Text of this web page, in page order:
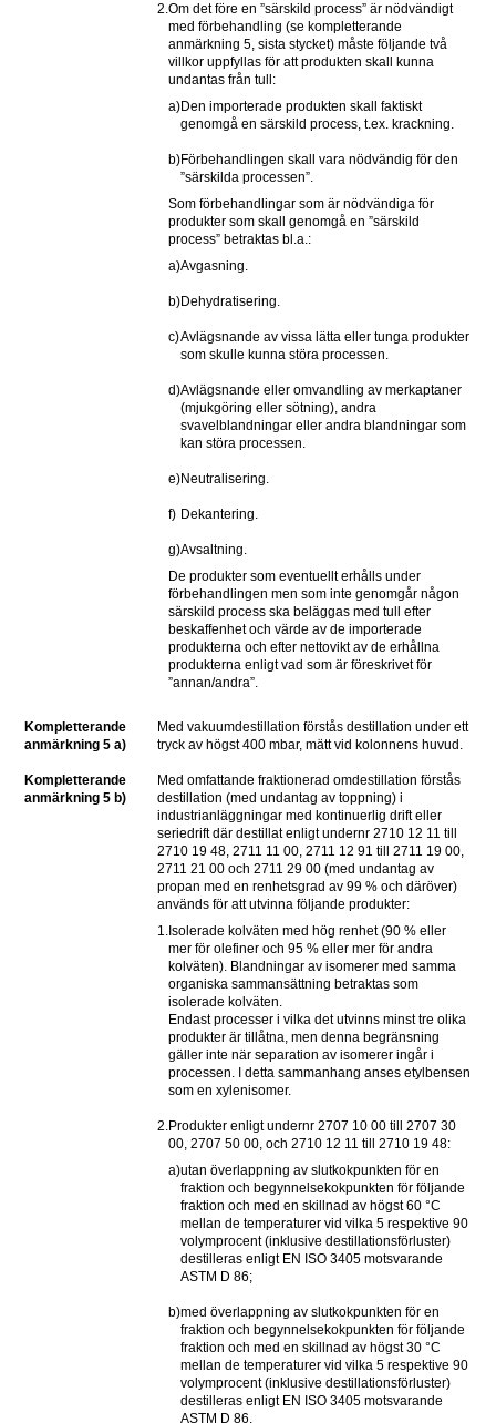
2.Om det före en ”särskild process” är nödvändigt
med förbehandling (se kompletterande
anmärkning 5, sista stycket) måste följande två
villkor uppfyllas för att produkten skall kunna
undantas från tull:
a)Den importerade produkten skall faktiskt
genomgå en särskild process, t.ex. krackning.
b)Förbehandlingen skall vara nödvändig för den
”särskilda processen”.
Som förbehandlingar som är nödvändiga för
produkter som skall genomgå en ”särskild
process” betraktas bl.a.:
a)Avgasning.
b)Dehydratisering.
c)Avlägsnande av vissa lätta eller tunga produkter
som skulle kunna störa processen.
d)Avlägsnande eller omvandling av merkaptaner
(mjukgöring eller sötning), andra
svavelblandningar eller andra blandningar som
kan störa processen.
e)Neutralisering.
f) Dekantering.
g)Avsaltning.
De produkter som eventuellt erhålls under
förbehandlingen men som inte genomgår någon
särskild process ska beläggas med tull efter
beskaffenhet och värde av de importerade
produkterna och efter nettovikt av de erhållna
produkterna enligt vad som är föreskrivet för
”annan/andra”.
Kompletterande
anmärkning 5 a)
Med vakuumdestillation förstås destillation under ett
tryck av högst 400 mbar, mätt vid kolonnens huvud.
Kompletterande
anmärkning 5 b)
Med omfattande fraktionerad omdestillation förstås
destillation (med undantag av toppning) i
industrianläggningar med kontinuerlig drift eller
seriedrift där destillat enligt undernr 2710 12 11 till
2710 19 48, 2711 11 00, 2711 12 91 till 2711 19 00,
2711 21 00 och 2711 29 00 (med undantag av
propan med en renhetsgrad av 99 % och däröver)
används för att utvinna följande produkter:
1. Isolerade kolväten med hög renhet (90 % eller
mer för olefiner och 95 % eller mer för andra
kolväten). Blandningar av isomerer med samma
organiska sammansättning betraktas som
isolerade kolväten.
Endast processer i vilka det utvinns minst tre olika
produkter är tillåtna, men denna begränsning
gäller inte när separation av isomerer ingår i
processen. I detta sammanhang anses etylbensen
som en xylenisomer.
2.Produkter enligt undernr 2707 10 00 till 2707 30
00, 2707 50 00, och 2710 12 11 till 2710 19 48:
a)utan överlappning av slutkokpunkten för en
fraktion och begynnelsekokpunkten för följande
fraktion och med en skillnad av högst 60 °C
mellan de temperaturer vid vilka 5 respektive 90
volymprocent (inklusive destillationsförluster)
destilleras enligt EN ISO 3405 motsvarande
ASTM D 86;
b)med överlappning av slutkokpunkten för en
fraktion och begynnelsekokpunkten för följande
fraktion och med en skillnad av högst 30 °C
mellan de temperaturer vid vilka 5 respektive 90
volymprocent (inklusive destillationsförluster)
destilleras enligt EN ISO 3405 motsvarande
ASTM D 86.